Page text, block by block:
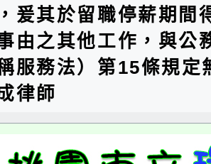
爰其於留職停薪期間
由之其他工作，與公
服務法）第15條規定
律師